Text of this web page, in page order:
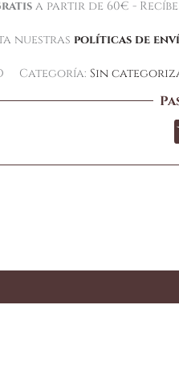
a partir de 60€ -
nuestras políticas de
Categoría: Sin